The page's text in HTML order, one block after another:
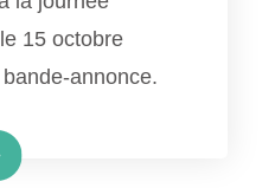
Y
15 octobre
annonce.